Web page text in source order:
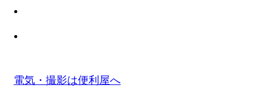
電気・撮影は便利屋へ